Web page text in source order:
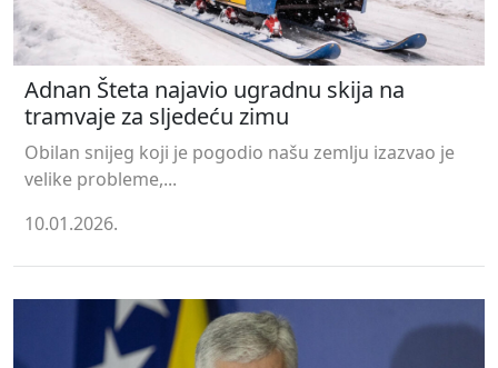
Adnan Šteta najavio ugradnu skija na
tramvaje za sljedeću zimu
Obilan snijeg koji je pogodio našu zemlju izazvao je
velike probleme,...
10.01.2026.